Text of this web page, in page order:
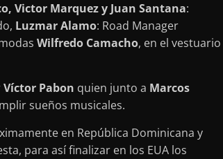
Victor Marquez y Juan Santana:
Luzmar Alamo: Road Manager
Wilfredo Camacho, en el vestuario
Víctor Pabon quien junto a Marcos
sueños musicales.
en República Dominicana y
para así finalizar en los EUA los